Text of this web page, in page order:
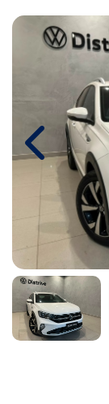
Previous